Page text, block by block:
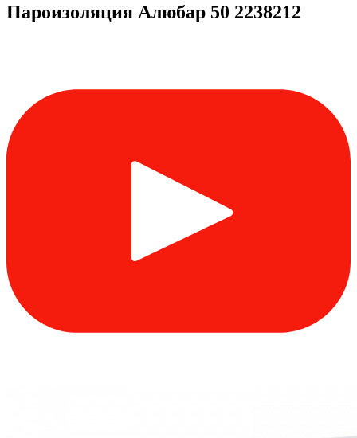
Пароизоляция Алюбар 50 2238212